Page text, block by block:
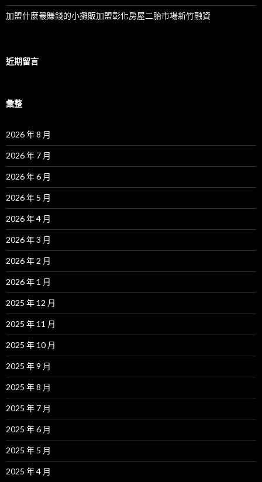
加盟什麼最賺錢的小攤販加盟彰化房屋二胎市場新竹融資
近期留言
彙整
2026 年 8 月
2026 年 7 月
2026 年 6 月
2026 年 5 月
2026 年 4 月
2026 年 3 月
2026 年 2 月
2026 年 1 月
2025 年 12 月
2025 年 11 月
2025 年 10 月
2025 年 9 月
2025 年 8 月
2025 年 7 月
2025 年 6 月
2025 年 5 月
2025 年 4 月